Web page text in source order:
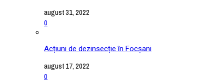
august 31, 2022
0
Acțiuni de dezinsecție în Focșani
august 17, 2022
0